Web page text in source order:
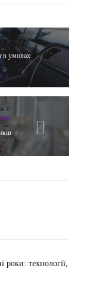
в умовах
роки: технології,